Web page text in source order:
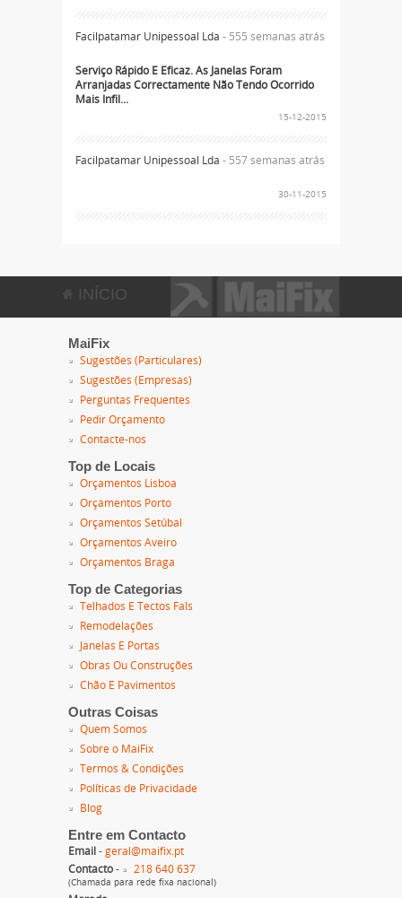
Facilpatamar Unipessoal Lda - 555 semanas atrás
Serviço Rápido E Eficaz. As Janelas Foram
Arranjadas Correctamente Não Tendo Ocorrido
Mais Infil...
15-12-2015
Facilpatamar Unipessoal Lda - 557 semanas atrás
30-11-2015
INÍCIO
MaiFix
Sugestões (Particulares)
Sugestões (Empresas)
Perguntas Frequentes
Pedir Orçamento
Contacte-nos
Top de Locais
Orçamentos Lisboa
Orçamentos Porto
Orçamentos Setúbal
Orçamentos Aveiro
Orçamentos Braga
Top de Categorias
Telhados E Tectos Fals
Remodelações
Janelas E Portas
Obras Ou Construções
Chão E Pavimentos
Outras Coisas
Quem Somos
Sobre o MaiFix
Termos & Condições
Políticas de Privacidade
Blog
Entre em Contacto
Email - geral@maifix.pt
Contacto - 218 640 637
(Chamada para rede fixa nacional)